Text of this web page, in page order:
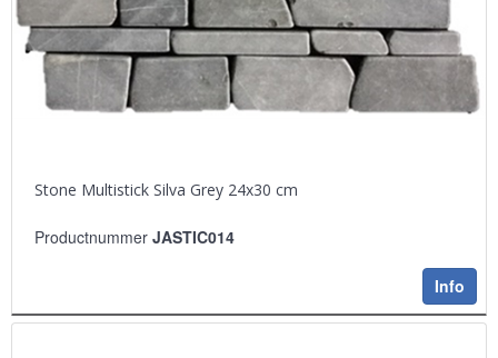
Stone Multistick Silva Grey 24x30 cm
Productnummer JASTIC014
Info